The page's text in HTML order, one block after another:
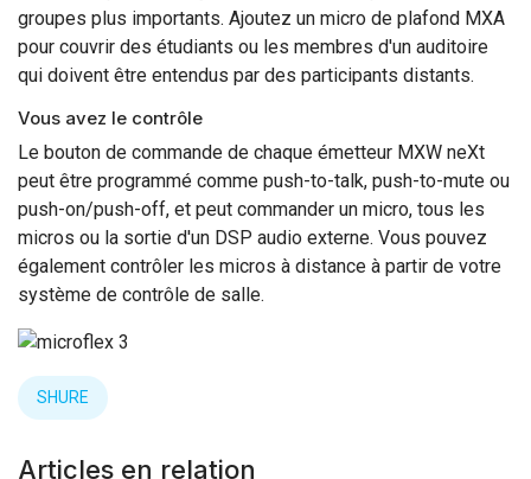
groupes plus importants. Ajoutez un micro de plafond MXA
pour couvrir des étudiants ou les membres d'un auditoire
qui doivent être entendus par des participants distants.
Vous avez le contrôle
Le bouton de commande de chaque émetteur MXW neXt
peut être programmé comme push-to-talk, push-to-mute ou
push-on/push-off, et peut commander un micro, tous les
micros ou la sortie d'un DSP audio externe. Vous pouvez
également contrôler les micros à distance à partir de votre
système de contrôle de salle.
SHURE
Articles en relation